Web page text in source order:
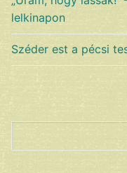
lelkinapon
Széder est a pécsi